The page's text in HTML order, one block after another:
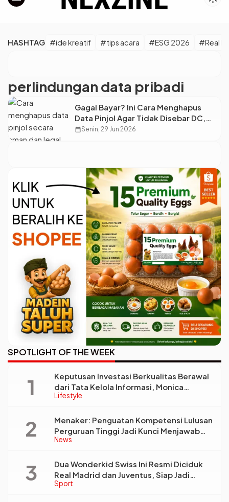
HASHTAG #ide kreatif #tips acara #ESG 2026 #Real
perlindungan data pribadi
Gagal Bayar? Ini Cara Menghapus
Data Pinjol Agar Tidak Disebar DC,
Aman & Sesuai Hukum!
calendar_monthSenin, 29 Jun 2026
SPOTLIGHT OF THE WEEK
Lifestyle
Keputusan Investasi Berkualitas Berawal
dari Tata Kelola Informasi, Monica
Triyadi: Bukan Sekadar Analisis
News
Menaker: Penguatan Kompetensi Lulusan
Perguruan Tinggi Jadi Kunci Menjawab
Kebutuhan Dunia Kerja
Sport
Dua Wonderkid Swiss Ini Resmi Diciduk
Real Madrid dan Juventus, Siap Jadi
Bintang Baru Eropa